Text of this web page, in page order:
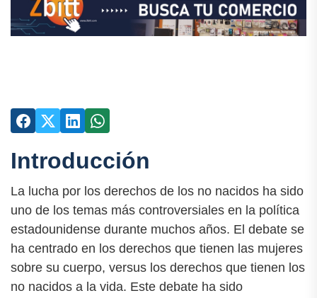
Introducción
La lucha por los derechos de los no nacidos ha sido
uno de los temas más controversiales en la política
estadounidense durante muchos años. El debate se
ha centrado en los derechos que tienen las mujeres
sobre su cuerpo, versus los derechos que tienen los
no nacidos a la vida. Este debate ha sido